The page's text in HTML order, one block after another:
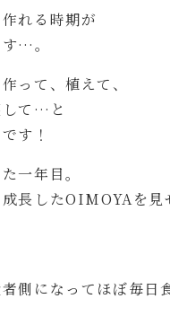
れる時期が
…。
って、植えて、
して…と
す！
一年目。
長したOIMOYAを見
側になってほぼ毎日